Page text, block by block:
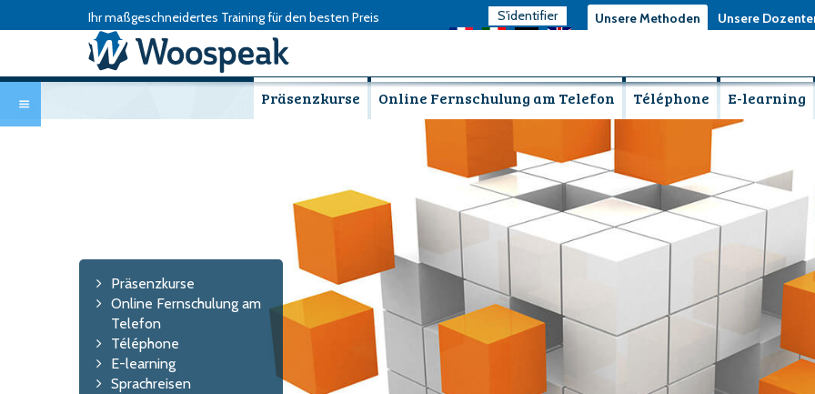
Ihr maßgeschneidertes Training für den besten Preis Unsere Methoden Unsere
S'identifier
Präsenzkurse Online Fernschulung am Telefon Téléphone E-learning
Präsenzkurse
Online Fernschulung am
Telefon
Téléphone
E-learning
Sprachreisen